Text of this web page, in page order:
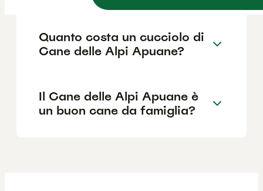
Quanto costa un cucciolo di
Cane delle Alpi Apuane?
Il Cane delle Alpi Apuane è
un buon cane da famiglia?